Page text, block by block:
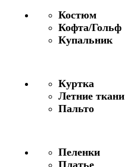
Костюм
Кофта/Гольф
Купальник
Куртка
Летние ткани
Пальто
Пеленки
Платье